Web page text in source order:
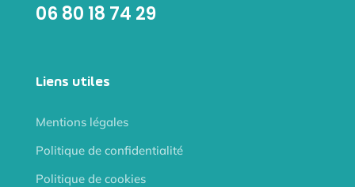
06 80 18 74 29
Liens utiles
Mentions légales
Politique de confidentialité
Politique de cookies